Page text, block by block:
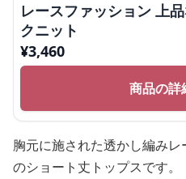
レースファッション 上
クニット
¥3,460
商品の詳
胸元に施された透かし編み
のショート丈トップスです。